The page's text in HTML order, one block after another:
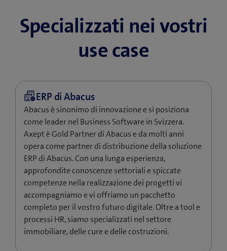
Specializzati nei vostri
use case
Abacus è sinonimo di innovazione e si posiziona
come leader nel Business Software in Svizzera.
Axept è Gold Partner di Abacus e da molti anni
opera come partner di distribuzione della soluzione
ERP di Abacus. Con una lunga esperienza,
approfondite conoscenze settoriali e spiccate
competenze nella realizzazione dei progetti vi
accompagniamo e vi offriamo un pacchetto
completo per il vostro futuro digitale. Oltre a tool e
processi HR, siamo specializzati nel settore
immobiliare, delle cure e delle costruzioni.